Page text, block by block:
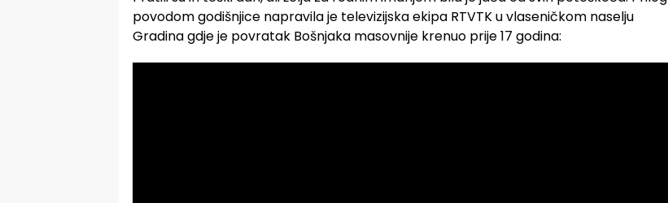
povodom godišnjice napravila je televizijska ekipa RTVTK u vlaseničkom naselju
Gradina gdje je povratak Bošnjaka masovnije krenuo prije 17 godina: